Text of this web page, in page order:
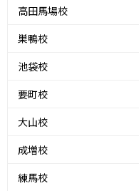
高田馬場校
巣鴨校
池袋校
要町校
大山校
成増校
練馬校